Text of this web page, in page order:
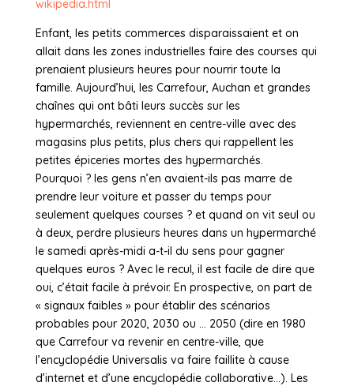
wikipedia.html
Enfant, les petits commerces disparaissaient et on
allait dans les zones industrielles faire des courses qui
prenaient plusieurs heures pour nourrir toute la
famille. Aujourd’hui, les Carrefour, Auchan et grandes
chaînes qui ont bâti leurs succès sur les
hypermarchés, reviennent en centre-ville avec des
magasins plus petits, plus chers qui rappellent les
petites épiceries mortes des hypermarchés.
Pourquoi ? les gens n’en avaient-ils pas marre de
prendre leur voiture et passer du temps pour
seulement quelques courses ? et quand on vit seul ou
à deux, perdre plusieurs heures dans un hypermarché
le samedi après-midi a-t-il du sens pour gagner
quelques euros ? Avec le recul, il est facile de dire que
oui, c’était facile à prévoir. En prospective, on part de
« signaux faibles » pour établir des scénarios
probables pour 2020, 2030 ou … 2050 (dire en 1980
que Carrefour va revenir en centre-ville, que
l’encyclopédie Universalis va faire faillite à cause
d’internet et d’une encyclopédie collaborative…). Les